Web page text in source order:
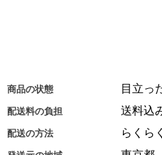
商品の状態 目立っ
配送料の負担 送料込
配送の方法 らくら